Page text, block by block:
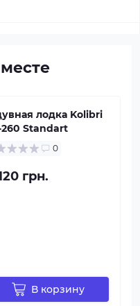
лодка Kolibri
260 Standart
0
грн.
В корзину